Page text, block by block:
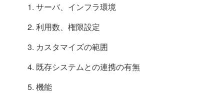
サーバ、インフラ環境
利用数、権限設定
カスタマイズの範囲
既存システムとの連携の有無
機能